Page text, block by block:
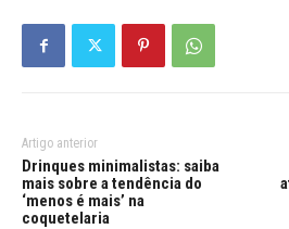
Artigo anterior
Drinques minimalistas: saiba
mais sobre a tendência do
‘menos é mais’ na
coquetelaria